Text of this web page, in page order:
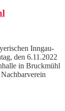
Inngau-
den 6.11.2022
in Bruckmühl